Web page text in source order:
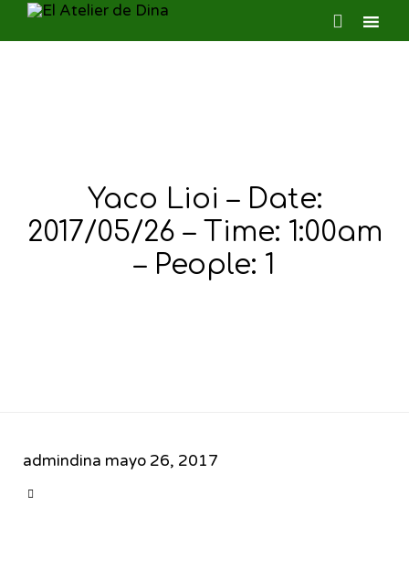

Yaco Lioi – Date:
2017/05/26 – Time: 1:00am
– People: 1
admindina mayo 26, 2017
